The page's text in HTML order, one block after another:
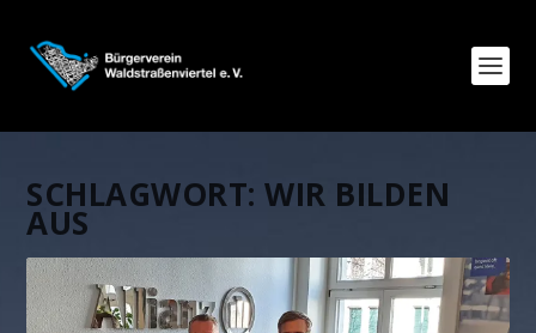
SCHLAGWORT:WIR BILDEN
AUS